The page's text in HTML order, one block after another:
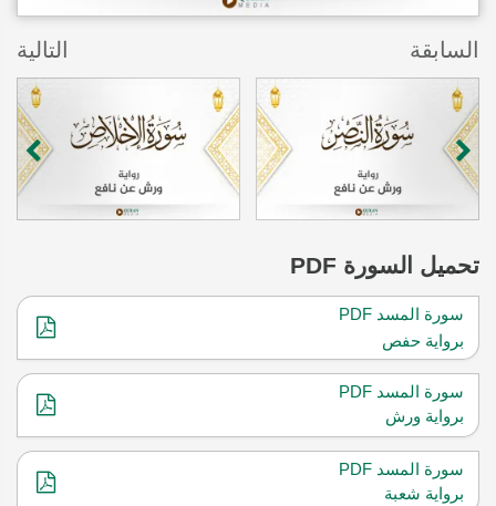
السابقة التالية
تحميل السورة PDF
سورة المسد PDF
برواية حفص
سورة المسد PDF
برواية ورش
سورة المسد PDF
برواية شعبة